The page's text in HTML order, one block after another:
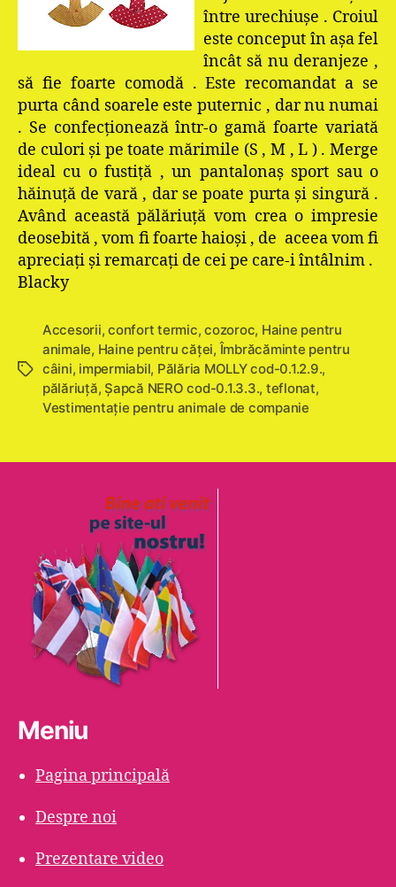
între urechiuşe . Croiul
este conceput în aşa fel
încât să nu deranjeze ,
să fie foarte comodă . Este recomandat a se
purta când soarele este puternic , dar nu numai
. Se confecţionează într-o gamă foarte variată
de culori şi pe toate mărimile (S , M , L ) . Merge
ideal cu o fustiţă , un pantalonaş sport sau o
hăinuţă de vară , dar se poate purta şi singură .
Având această pălăriuţă vom crea o impresie
deosebită , vom fi foarte haioşi , de aceea vom fi
apreciaţi şi remarcaţi de cei pe care-i întâlnim .
Blacky
Etichete
Accesorii,confort termic,cozoroc, Haine pentru
animale, Haine pentru căţei,Îmbrăcăminte pentru
câini, impermiabil, Pălăria MOLLY cod-0.1.2.9.,
pălăriuţă, Şapcă NERO cod-0.1.3.3., teflonat,
Vestimentație pentru animale de companie
Meniu
Pagina principală
Despre noi
Prezentare video